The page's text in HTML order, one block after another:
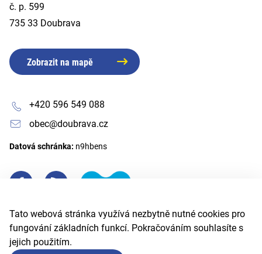
Tato webová stránka využívá nezbytně nutné cookies pro
fungování základních funkcí. Pokračováním souhlasíte s
jejich použitím.
č. p. 599
735 33 Doubrava
Zobrazit na mapě
+420 596 549 088
obec@doubrava.cz
Datová schránka: n9hbens